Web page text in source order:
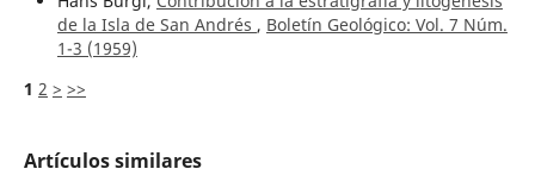
de la Isla de San Andrés , Boletín Geológico: Vol. 7 Núm.
1-3 (1959)
1 2 > >>
Artículos similares